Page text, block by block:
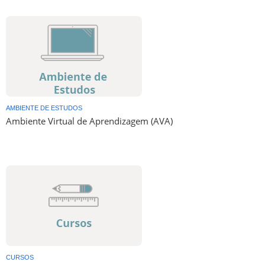
AMBIENTE DE ESTUDOS
Ambiente Virtual de Aprendizagem (AVA)
CURSOS